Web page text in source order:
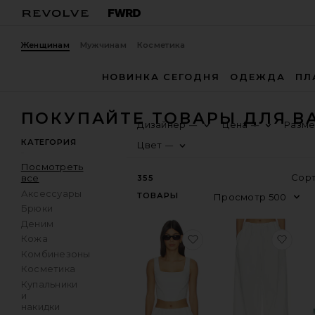
Женщинам Мужчинам Косметика
НОВИНКА СЕГОДНЯ ОДЕЖДА
ПОКУПАЙТЕ ТОВАРЫ ДЛЯ
КАТЕГОРИЯ
Посмотреть
все
Аксессуары
Брюки
Деним
Кожа
Комбинезоны
Косметика
Купальники
и
накидки
Дизайнер—
Цена—
Цвет —
355
ТОВАРЫ
избранноеТОП CLIO